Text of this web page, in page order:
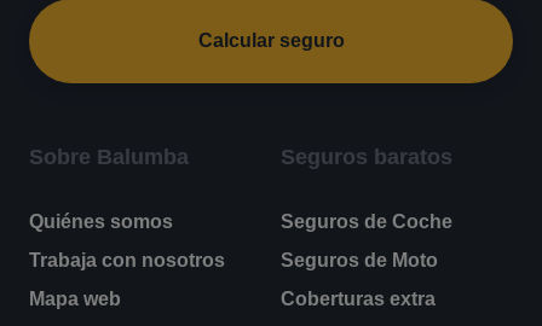
Calcular seguro
Sobre Balumba
Quiénes somos
Trabaja con nosotros
Mapa web
Seguros baratos
Seguros de Coche
Seguros de Moto
Coberturas extra